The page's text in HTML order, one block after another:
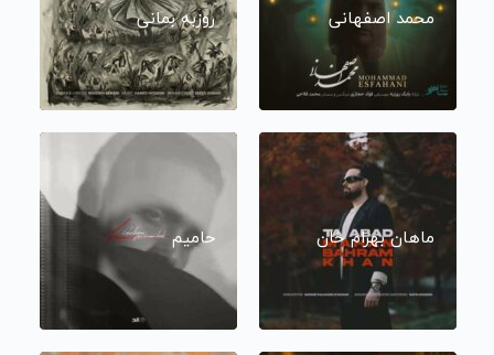
محمد اصفهانی روزبه بمانی
ماهان بهرام خان حامیم